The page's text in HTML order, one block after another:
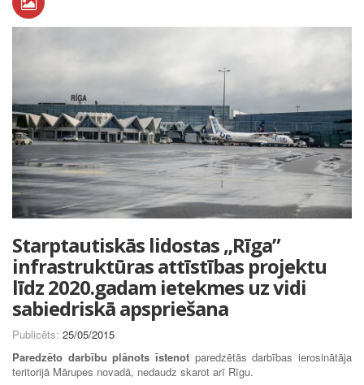
Starptautiskās lidostas „Rīga”
infrastruktūras attīstības projektu
līdz 2020.gadam ietekmes uz vidi
sabiedriskā apspriešana
Publicēts: 25/05/2015
Paredzēto darbību plānots īstenot paredzētās darbības ierosinātāja
teritorijā Mārupes novadā, nedaudz skarot arī Rīgu.